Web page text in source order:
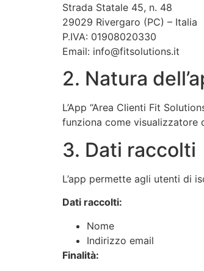
Strada Statale 45, n. 48
29029 Rivergaro (PC) – Italia
P.IVA: 01908020330
Email: info@fitsolutions.it
2. Natura
L’App “Area Clienti Fit
funziona come
3. Dati raccolti
L’app permette agli utenti di
Dati raccolti:
Nome
Indirizzo email
Finalità: